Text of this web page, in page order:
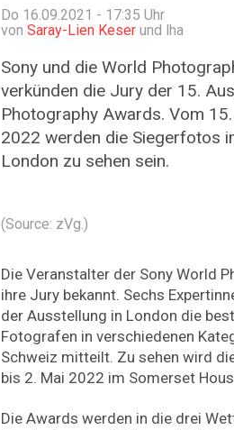
Do 16.09.2021 - 17:35 Uhr
von Saray-Lien Keser und lha
Sony und die World
verkünden die Jury der 15.
Photography Awards. Vom
2022 werden die Siegerfotos
London zu sehen sein.
(Source: zVg.)
Die Veranstalter der Sony World
ihre Jury bekannt. Sechs
der Ausstellung in London die
Fotografen in verschiedenen
Schweiz mitteilt. Zu sehen wird
bis 2. Mai 2022 im Somerset
Die Awards werden in die drei